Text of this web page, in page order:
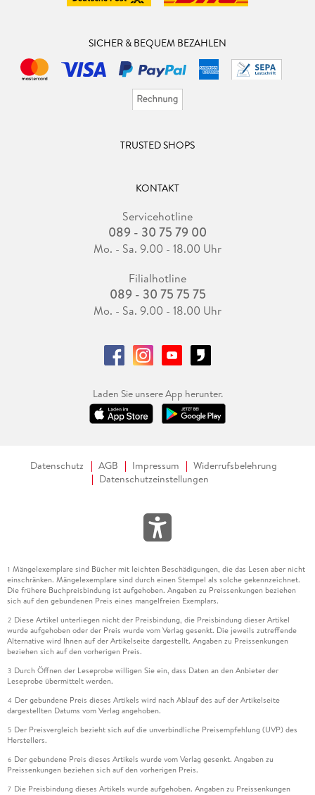
SICHER & BEQUEM BEZAHLEN
TRUSTED SHOPS
KONTAKT
Servicehotline
089 - 30 75 79 00
Mo. - Sa. 9.00 - 18.00 Uhr
Filialhotline
089 - 30 75 75 75
Mo. - Sa. 9.00 - 18.00 Uhr
Laden Sie unsere App herunter.
Datenschutz AGB Impressum
Widerrufsbelehrung
Datenschutzeinstellungen
1 Mängelexemplare sind Bücher mit leichten Beschädigungen, die das Lesen aber nicht
einschränken. Mängelexemplare sind durch einen Stempel als solche gekennzeichnet.
Die frühere Buchpreisbindung ist aufgehoben. Angaben zu Preissenkungen beziehen
sich auf den gebundenen Preis eines mangelfreien Exemplars.
2 Diese Artikel unterliegen nicht der Preisbindung, die Preisbindung dieser Artikel
wurde aufgehoben oder der Preis wurde vom Verlag gesenkt. Die jeweils zutreffende
Alternative wird Ihnen auf der Artikelseite dargestellt. Angaben zu Preissenkungen
beziehen sich auf den vorherigen Preis.
3 Durch Öffnen der Leseprobe willigen Sie ein, dass Daten an den Anbieter der
Leseprobe übermittelt werden.
4 Der gebundene Preis dieses Artikels wird nach Ablauf des auf der Artikelseite
dargestellten Datums vom Verlag angehoben.
5 Der Preisvergleich bezieht sich auf die unverbindliche Preisempfehlung (UVP) des
Herstellers.
6 Der gebundene Preis dieses Artikels wurde vom Verlag gesenkt. Angaben zu
Preissenkungen beziehen sich auf den vorherigen Preis.
7 Die Preisbindung dieses Artikels wurde aufgehoben. Angaben zu Preissenkungen